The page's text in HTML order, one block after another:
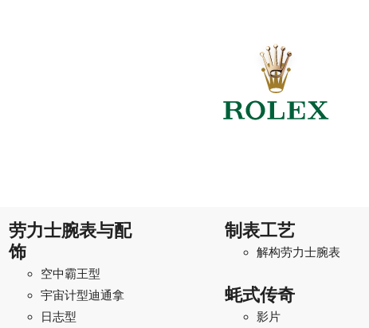
劳力士腕表与配
饰
空中霸王型
宇宙计型迪通拿
日志型
制表工艺
解构劳力士腕表
蚝式传奇
影片